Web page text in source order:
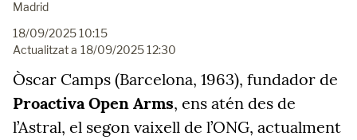
Madrid
18/09/2025 10:15
Actualitzat a 18/09/2025 12:30
Òscar Camps (Barcelona, 1963), fundador de
Proactiva Open Arms, ens atén des de
l’Astral, el segon vaixell de l’ONG, actualment